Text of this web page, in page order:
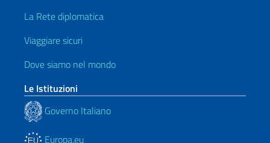
La Rete diplomatica
Viaggiare sicuri
Dove siamo nel mondo
Le Istituzioni
Governo Italiano
Europa.eu